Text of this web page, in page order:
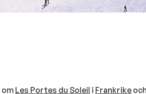
Les Portes du Soleil i Frankrike